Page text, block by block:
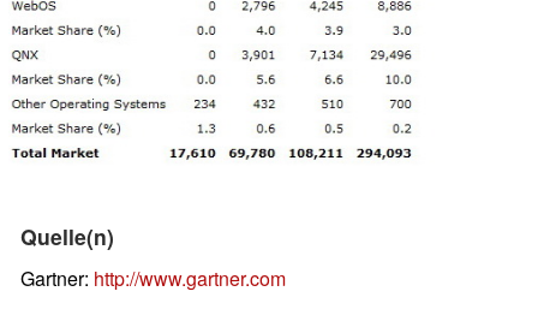
Quelle(n)
Gartner: http://www.gartner.com